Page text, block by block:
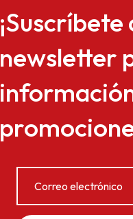
newsletter